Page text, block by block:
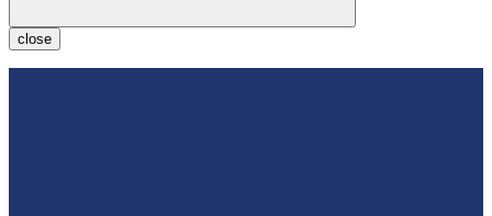
close